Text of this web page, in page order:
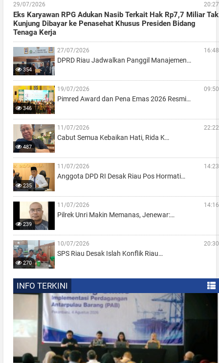
29/07/2026 20:27
Eks Karyawan RPG Adukan Nasib Terkait Hak Rp7,7 Miliar Tak
Kunjung Dibayar ke Penasehat Khusus Presiden Bidang
Tenaga Kerja
354
27/07/2026 16:48
DPRD Riau Jadwalkan Panggil Manajemen…
346
19/07/2026 09:50
Pimred Award dan Pena Emas 2026 Resmi…
487
11/07/2026 22:22
Cabut Semua Kebaikan Hati, Rida K…
235
11/07/2026 14:23
Anggota DPD RI Desak Riau Pos Hormati…
239
11/07/2026 14:16
Pilrek Unri Makin Memanas, Jenewar:…
270
10/07/2026 20:30
SPS Riau Desak Islah Konflik Riau…
INFO TERKINI